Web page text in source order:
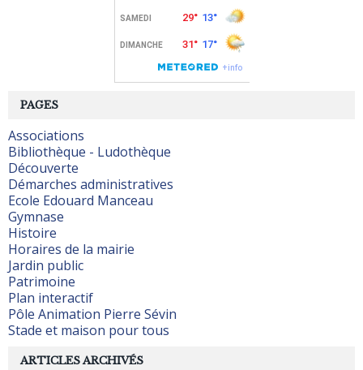
PAGES
Associations
Bibliothèque - Ludothèque
Découverte
Démarches administratives
Ecole Edouard Manceau
Gymnase
Histoire
Horaires de la mairie
Jardin public
Patrimoine
Plan interactif
Pôle Animation Pierre Sévin
Stade et maison pour tous
ARTICLES ARCHIVÉS